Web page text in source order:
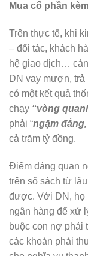
Mua cổ phần
Trên thực tế, khi
– đối tác, khách
hệ giao dịch…
DN vay mượn,
có một kết quả
chạy “vòng
phải “ngậm
cả trăm tỷ đồng.
Điểm đáng quan
trên sổ sách từ
được. Với DN, họ
ngân hàng để xử
buộc con nợ phải
các khoản phải